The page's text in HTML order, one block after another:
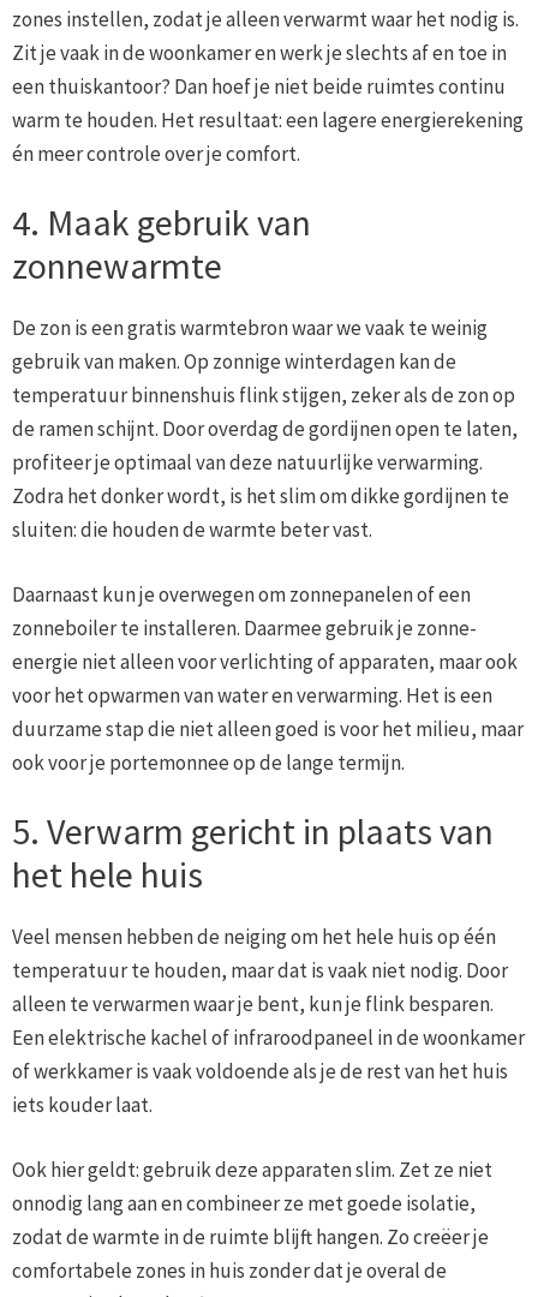
zones instellen, zodat je alleen verwarmt waar het nodig is.
Zit je vaak in de woonkamer en werk je slechts af en toe in
een thuiskantoor? Dan hoef je niet beide ruimtes continu
warm te houden. Het resultaat: een lagere energierekening
én meer controle over je comfort.
4. Maak gebruik van
zonnewarmte
De zon is een gratis warmtebron waar we vaak te weinig
gebruik van maken. Op zonnige winterdagen kan de
temperatuur binnenshuis flink stijgen, zeker als de zon op
de ramen schijnt. Door overdag de gordijnen open te laten,
profiteer je optimaal van deze natuurlijke verwarming.
Zodra het donker wordt, is het slim om dikke gordijnen te
sluiten: die houden de warmte beter vast.
Daarnaast kun je overwegen om zonnepanelen of een
zonneboiler te installeren. Daarmee gebruik je zonne-
energie niet alleen voor verlichting of apparaten, maar ook
voor het opwarmen van water en verwarming. Het is een
duurzame stap die niet alleen goed is voor het milieu, maar
ook voor je portemonnee op de lange termijn.
5. Verwarm gericht in plaats van
het hele huis
Veel mensen hebben de neiging om het hele huis op één
temperatuur te houden, maar dat is vaak niet nodig. Door
alleen te verwarmen waar je bent, kun je flink besparen.
Een elektrische kachel of infraroodpaneel in de woonkamer
of werkkamer is vaak voldoende als je de rest van het huis
iets kouder laat.
Ook hier geldt: gebruik deze apparaten slim. Zet ze niet
onnodig lang aan en combineer ze met goede isolatie,
zodat de warmte in de ruimte blijft hangen. Zo creëer je
comfortabele zones in huis zonder dat je overal de